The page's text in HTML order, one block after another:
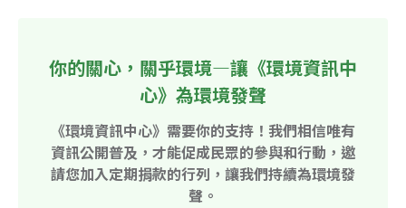
你的關心，關乎環境—讓《環境資訊中
心》為環境發聲
《環境資訊中心》需要你的支持！我們相信唯有
資訊公開普及，才能促成民眾的參與和行動，邀
請您加入定期捐款的行列，讓我們持續為環境發
聲。